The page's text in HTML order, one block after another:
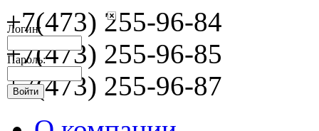
Логин:
Пароль:
+7(473) 255-96-84
+7(473) 255-96-85
+7(473) 255-96-87